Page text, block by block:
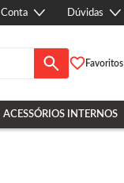
Conta Dúvidas
Favoritos
ACESSÓRIOS INTERNOS